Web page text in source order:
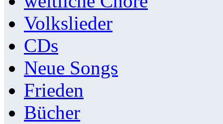
Volkslieder
CDs
Neue Songs
Frieden
Bücher